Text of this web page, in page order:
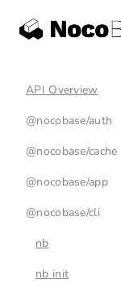
API Overview
@nocobase/auth
auth-manager
auth
base-auth
@nocobase/cache
cache-manager
cache
@nocobase/app
env
@nocobase/cli
nb
nb init